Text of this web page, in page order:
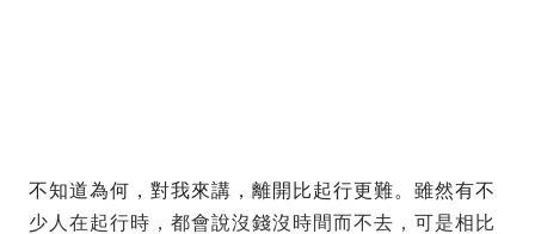
不知道為何，對我來講，離開比起行更難。雖然有不
少人在起行時，都會說沒錢沒時間而不去，可是相比